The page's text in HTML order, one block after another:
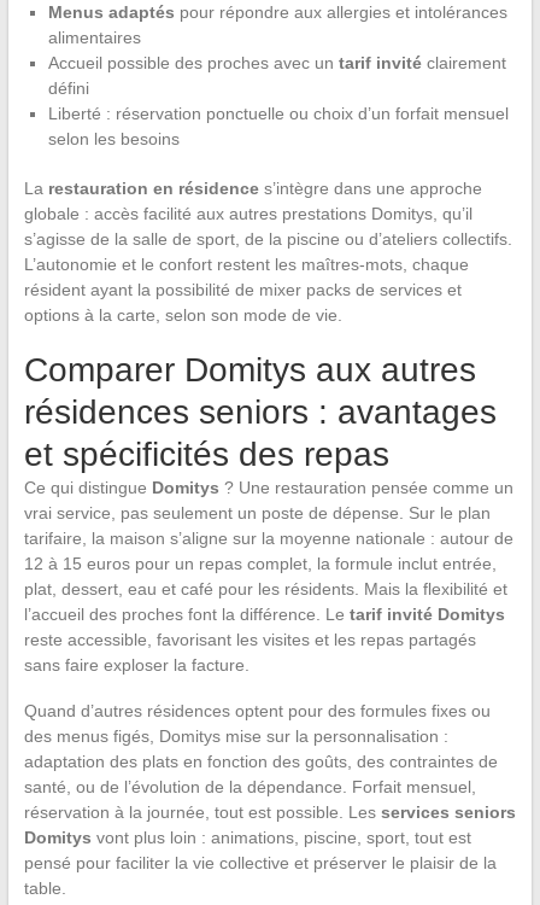
Menus adaptés pour répondre aux allergies et intolérances
alimentaires
Accueil possible des proches avec un tarif invitéclairement
défini
Liberté : réservation ponctuelle ou choix d’un forfait mensuel
selon les besoins
La restauration en résidences’intègre dans une approche
globale : accès facilité aux autres prestations Domitys, qu’il
s’agisse de la salle de sport, de la piscine ou d’ateliers collectifs.
L’autonomie et le confort restent les maîtres-mots, chaque
résident ayant la possibilité de mixer packs de services et
options à la carte, selon son mode de vie.
Comparer Domitys aux autres
résidences seniors : avantages
et spécificités des repas
Ce qui distingue Domitys ? Une restauration pensée comme un
vrai service, pas seulement un poste de dépense. Sur le plan
tarifaire, la maison s’aligne sur la moyenne nationale : autour de
12 à 15 euros pour un repas complet, la formule inclut entrée,
plat, dessert, eau et café pour les résidents. Mais la flexibilité et
l’accueil des proches font la différence. Le tarif invité Domitys
reste accessible, favorisant les visites et les repas partagés
sans faire exploser la facture.
Quand d’autres résidences optent pour des formules fixes ou
des menus figés, Domitys mise sur la personnalisation :
adaptation des plats en fonction des goûts, des contraintes de
santé, ou de l’évolution de la dépendance. Forfait mensuel,
réservation à la journée, tout est possible. Les services seniors
Domitys vont plus loin : animations, piscine, sport, tout est
pensé pour faciliter la vie collective et préserver le plaisir de la
table.